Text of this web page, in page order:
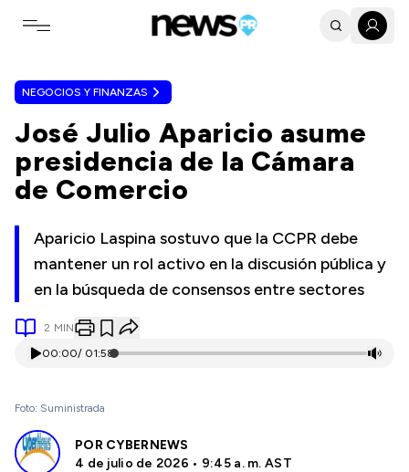
Toggle navigation menu
NEGOCIOS Y FINANZAS
José Julio Aparicio asume
presidencia de la Cámara
de Comercio
Aparicio Laspina sostuvo que la CCPR debe
mantener un rol activo en la discusión pública y
en la búsqueda de consensos entre sectores
2 MIN
00:00/ 01:58
Foto: Suministrada
POR CYBERNEWS
4 de julio de 2026 • 9:45 a. m. AST